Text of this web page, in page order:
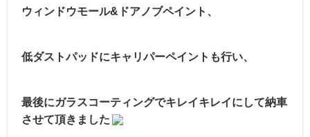
ウィンドウモール&ドアノブペイント、
低ダストパッドにキャリパーペイントも行い、
最後にガラスコーティングでキレイキレイにして納車
させて頂きました